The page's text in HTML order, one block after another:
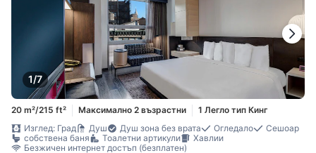
1/7
20 m²/215 ft² Максимално 2 възрастни
1 Легло тип Кинг
Изглед: Град
Душ Душ зона без врата Огледало
Сешоар
собствена баня
Тоалетни артикули
Хавлии
Безжичен интернет достъп (безплатен)